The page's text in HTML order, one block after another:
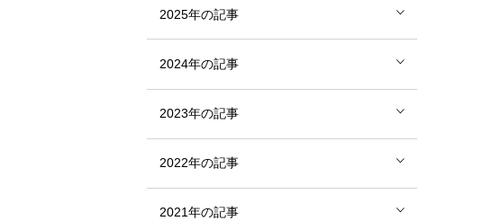
2025年の記事
2024年の記事
2023年の記事
2022年の記事
2021年の記事